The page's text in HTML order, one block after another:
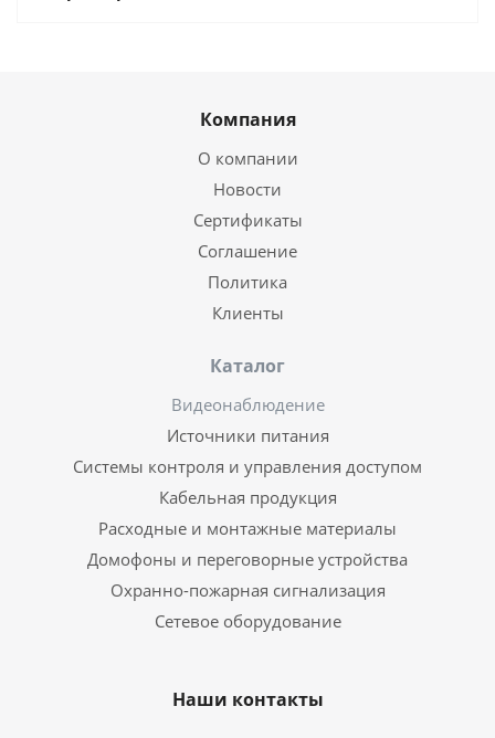
Компания
О компании
Новости
Сертификаты
Соглашение
Политика
Клиенты
Каталог
Видеонаблюдение
Источники питания
Системы контроля и управления доступом
Кабельная продукция
Расходные и монтажные материалы
Домофоны и переговорные устройства
Охранно-пожарная сигнализация
Сетевое оборудование
Наши контакты